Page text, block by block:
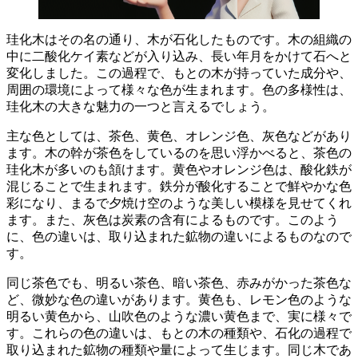
珪化木はその名の通り、木が石化したものです。木の組織の
中に二酸化ケイ素などが入り込み、長い年月をかけて石へと
変化しました。この過程で、もとの木が持っていた成分や、
周囲の環境によって様々な色が生まれます。 色の多様性は、
珪化木の大きな魅力の一つと言えるでしょう。
主な色としては、 茶色、黄色、オレンジ色、灰色などがあり
ます。木の幹が茶色をしているのを思い浮かべると、茶色の
珪化木が多いのも頷けます。黄色やオレンジ色は、酸化鉄が
混じることで生まれます。鉄分が酸化することで鮮やかな色
彩になり、まるで夕焼け空のような美しい模様を見せてくれ
ます。また、灰色は炭素の含有によるものです。このよう
に、色の違いは、取り込まれた鉱物の違いによるものなので
す。
同じ茶色でも、 明るい茶色、暗い茶色、赤みがかった茶色な
ど、微妙な色の違いがあります。黄色も、レモン色のような
明るい黄色から、山吹色のような濃い黄色まで、実に様々で
す。これらの色の違いは、
もとの木の種類や、石化の過程で
取り込まれた鉱物の種類や量によって生じます。同じ木であ